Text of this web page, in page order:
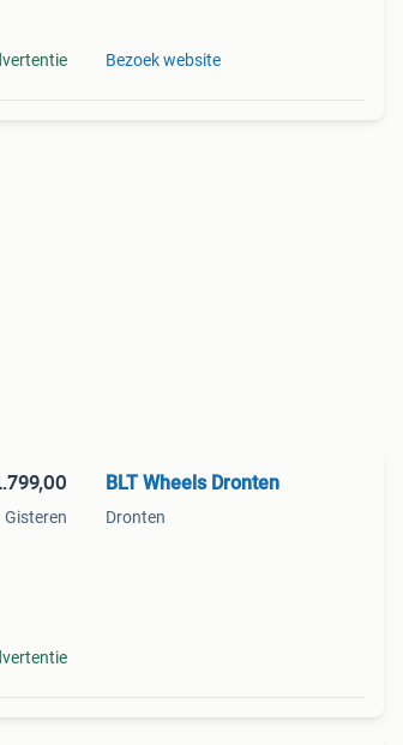
Bezoek website
Gisteren
BLT Wheels Dronten
Dronten